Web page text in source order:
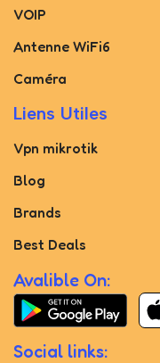
VOIP
Antenne WiFi6
Caméra
Liens Utiles
Vpn mikrotik
Blog
Brands
Best Deals
Avalible On:
Social links: